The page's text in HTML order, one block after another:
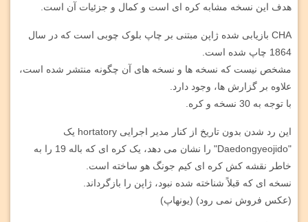
هدف این نسخه مشابه کره ای است و کمال و جزئیات آن است.
CHA بازیابی شده ژاپن مبتنی بر چاپ بلوک چوبی است که در سال
1864 چاپ شده است.
مشخص نیست که نسخه ها و نسخه های آن چگونه منتشر شده است،
علاوه بر گزارش ها، وجود دارد.
با توجه به 30 نسخه و کره.
این رد شدن بدون تاریخ از کنار مدیر اجرایی hortatory یک
"Daedongyeojido" را نشان می دهد، یک کره ای که باله 19 را به
خاطر نقشه کش کره ای کیم جونگ هو ساخته است.
نسخه ای که قبلاً شناخته شده نبود، ژاپن را بازگرداند.
(عکس فروش نمی رود) (یونهاپ)